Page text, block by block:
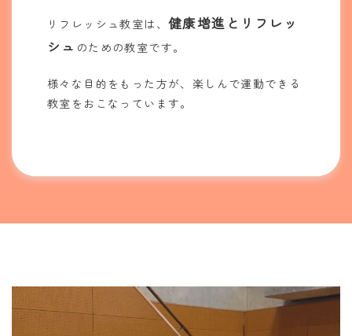
リフレッシュ教室は、 健康増進とリフレッ
シュ のための教室です。
様々な目的をもった方が、楽しんで運動できる
教室をおこなっています。